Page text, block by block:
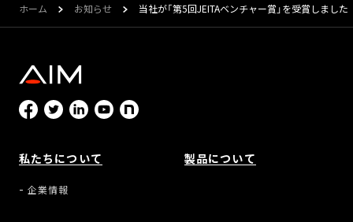
ホーム お知らせ 当社が「第5回JEITAベンチャー賞」を受賞しました
私たちについて
企業情報
製品について